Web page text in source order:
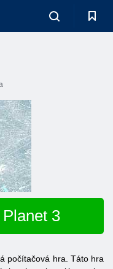
3
počítačová hra. Táto hra